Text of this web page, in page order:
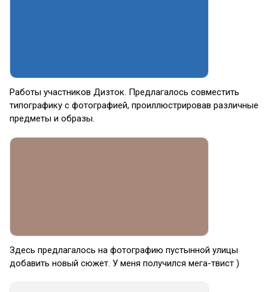
Работы участников Дизток. Предлагалось совместить
типографику с фотографией, проиллюстрировав различные
предметы и образы.
Здесь предлагалось на фотографию пустынной улицы
добавить новый сюжет. У меня получился мега-твист )